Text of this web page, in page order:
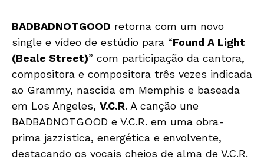
BADBADNOTGOOD retorna com um novo
single e vídeo de estúdio para “Found A Light
(Beale Street)” com participação da cantora,
compositora e compositora três vezes indicada
ao Grammy, nascida em Memphis e baseada
em Los Angeles, V.C.R. A canção une
BADBADNOTGOOD e V.C.R. em uma obra-
prima jazzística, energética e envolvente,
destacando os vocais cheios de alma de V.C.R.